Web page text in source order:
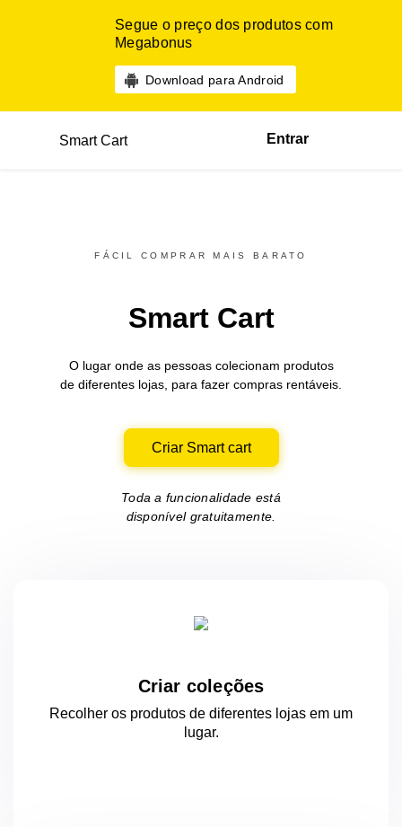
Segue o preço dos produtos com
Megabonus
Download para Android
Smart Cart Entrar
FÁCIL COMPRAR MAIS BARATO
Smart Cart
O lugar onde as pessoas colecionam produtos
de diferentes lojas, para fazer compras rentáveis.
Criar Smart cart
Toda a funcionalidade está
disponível gratuitamente.
Criar coleções
Recolher os produtos de diferentes lojas em um
lugar.